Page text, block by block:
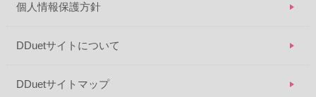
個人情報保護方針
DDuetサイトについて
DDuetサイトマップ